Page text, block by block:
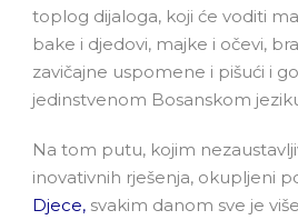
toplog dijaloga, koji će voditi
bake i djedovi, majke i očevi,
zavičajne uspomene i pišući i
jedinstvenom Bosanskom
Na tom putu, kojim
inovativnih rješenja, okupljeni
Djece, svakim danom sve je